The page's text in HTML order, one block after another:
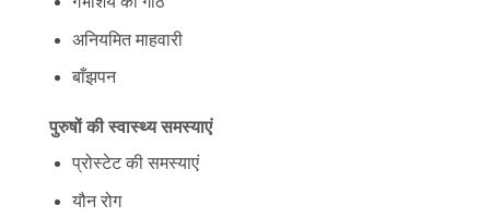
अनियमित माहवारी
बाँझपन
पुरुषों की स्वास्थ्य समस्याएं
प्रोस्टेट की समस्याएं
यौन रोग